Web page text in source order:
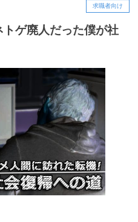
求職者向け
トゲ廃人だった僕が社